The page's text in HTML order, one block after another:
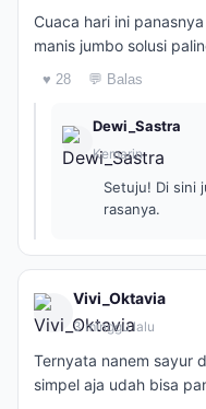
Cuaca hari ini
manis jumbo solusi
♥ 28 💬 Balas
Dewi_Sastra
Kemarin
Setuju! Di sini
rasanya.
Vivi_Oktavia
3 minggu lalu
Ternyata nanem sayur
simpel aja udah bisa